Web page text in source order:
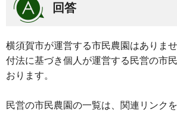
回答
横須賀市が運営する市民農園はありま
付法に基づき個人が運営する民営の市
おります。
民営の市民農園の一覧は、関連リンク